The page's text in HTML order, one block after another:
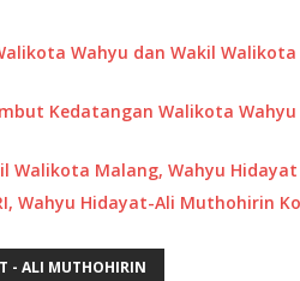
Wahyu dan Wakil
Kedatangan Walikota
Walikota Malang, Wahyu
Wahyu Hidayat-Ali Muthohirin
- ALI MUTHOHIRIN